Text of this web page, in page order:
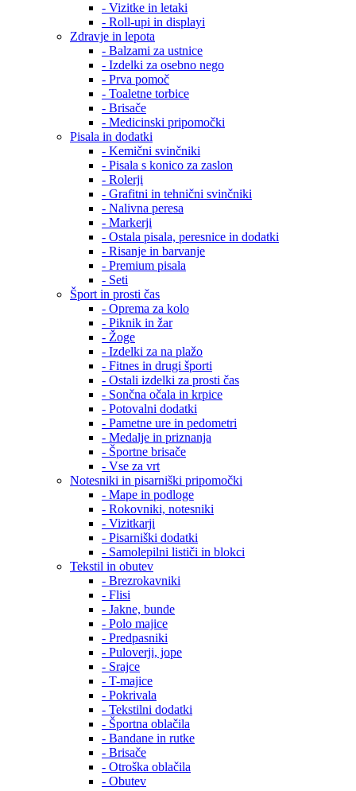
- Vizitke in letaki
- Roll-upi in displayi
Zdravje in lepota
- Balzami za ustnice
- Izdelki za osebno nego
- Prva pomoč
- Toaletne torbice
- Brisače
- Medicinski pripomočki
Pisala in dodatki
- Kemični svinčniki
- Pisala s konico za zaslon
- Rolerji
- Grafitni in tehnični svinčniki
- Nalivna peresa
- Markerji
- Ostala pisala, peresnice in dodatki
- Risanje in barvanje
- Premium pisala
- Seti
Šport in prosti čas
- Oprema za kolo
- Piknik in žar
- Žoge
- Izdelki za na plažo
- Fitnes in drugi športi
- Ostali izdelki za prosti čas
- Sončna očala in krpice
- Potovalni dodatki
- Pametne ure in pedometri
- Medalje in priznanja
- Športne brisače
- Vse za vrt
Notesniki in pisarniški pripomočki
- Mape in podloge
- Rokovniki, notesniki
- Vizitkarji
- Pisarniški dodatki
- Samolepilni lističi in blokci
Tekstil in obutev
- Brezrokavniki
- Flisi
- Jakne, bunde
- Polo majice
- Predpasniki
- Puloverji, jope
- Srajce
- T-majice
- Pokrivala
- Tekstilni dodatki
- Športna oblačila
- Bandane in rutke
- Brisače
- Otroška oblačila
- Obutev